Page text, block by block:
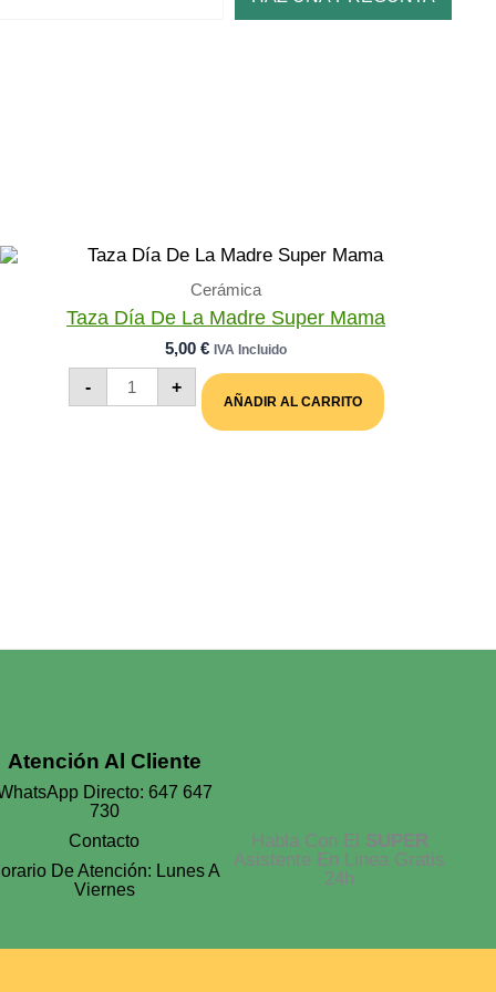
Cerámica
Taza Día De La Madre Super Mama
5,00 € IVA Incluido
-
Taza
Día
+
AÑADIR AL CARRITO
Atención Al Cliente
Directo: 647 647
730
Contacto
De Atención: Lunes A
Viernes
Habla Con El SUPER
Asistente En Linea Gratis
24h